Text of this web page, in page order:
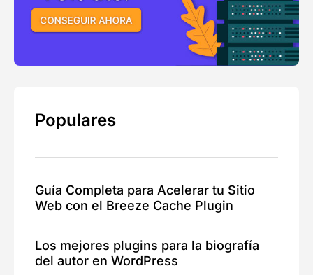
Populares
Guía Completa para Acelerar tu Sitio
Web con el Breeze Cache Plugin
Los mejores plugins para la biografía
del autor en WordPress